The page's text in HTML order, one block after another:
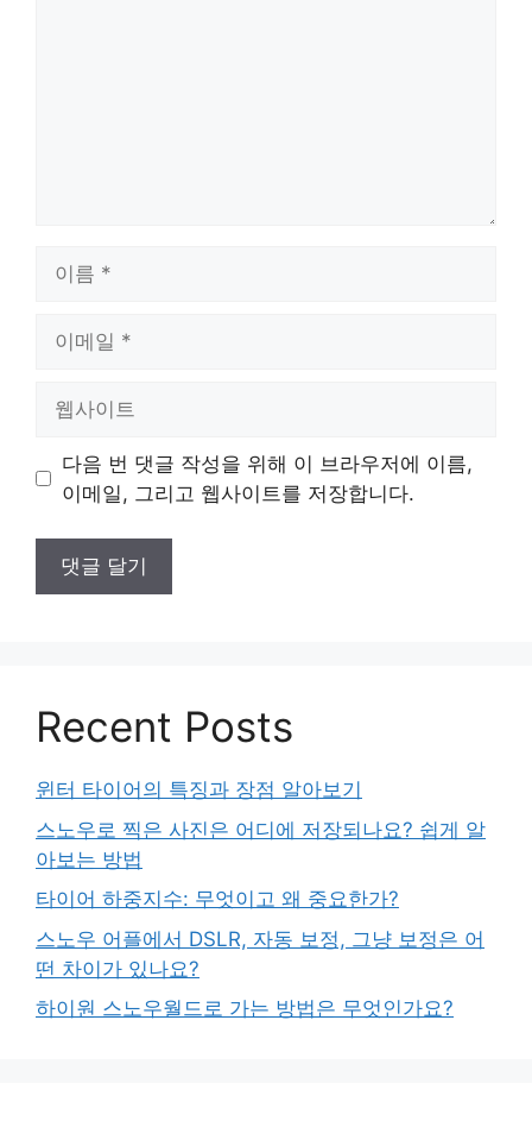
트
다음 번 댓글 작성을 위해 이 브라우저에 이름,
이메일, 그리고 웹사이트를 저장합니다.
Recent Posts
윈터 타이어의 특징과 장점 알아보기
스노우로 찍은 사진은 어디에 저장되나요? 쉽게 알
아보는 방법
타이어 하중지수: 무엇이고 왜 중요한가?
스노우 어플에서 DSLR, 자동 보정, 그냥 보정은 어
떤 차이가 있나요?
하이원 스노우월드로 가는 방법은 무엇인가요?